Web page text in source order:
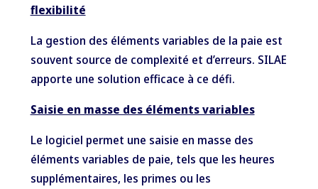
flexibilité
La gestion des éléments variables de la paie est
souvent source de complexité et d’erreurs. SILAE
apporte une solution efficace à ce défi.
Saisie en masse des éléments variables
Le logiciel permet une saisie en masse des
éléments variables de paie, tels que les heures
supplémentaires, les primes ou les